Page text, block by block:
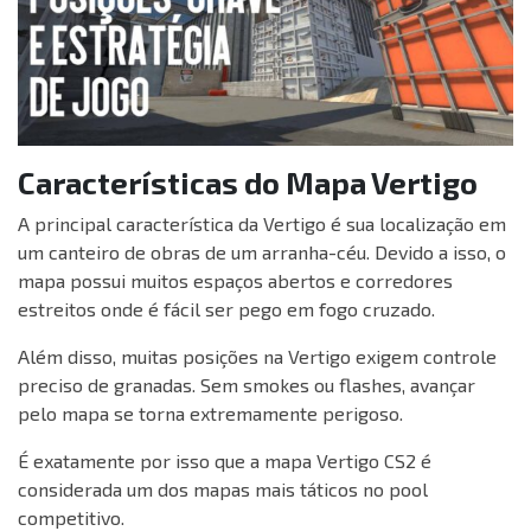
Características do Mapa Vertigo
A principal característica da Vertigo é sua localização em
um canteiro de obras de um arranha-céu. Devido a isso, o
mapa possui muitos espaços abertos e corredores
estreitos onde é fácil ser pego em fogo cruzado.
Além disso, muitas posições na Vertigo exigem controle
preciso de granadas. Sem smokes ou flashes, avançar
pelo mapa se torna extremamente perigoso.
É exatamente por isso que a mapa Vertigo CS2 é
considerada um dos mapas mais táticos no pool
competitivo.